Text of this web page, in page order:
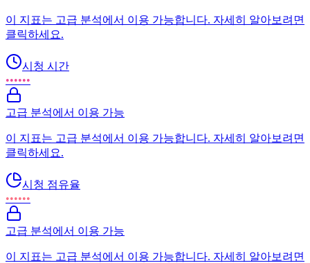
이 지표는 고급 분석에서 이용 가능합니다. 자세히 알아보려면
클릭하세요.
시청 시간
••••••
고급 분석에서 이용 가능
이 지표는 고급 분석에서 이용 가능합니다. 자세히 알아보려면
클릭하세요.
시청 점유율
••••••
고급 분석에서 이용 가능
이 지표는 고급 분석에서 이용 가능합니다. 자세히 알아보려면